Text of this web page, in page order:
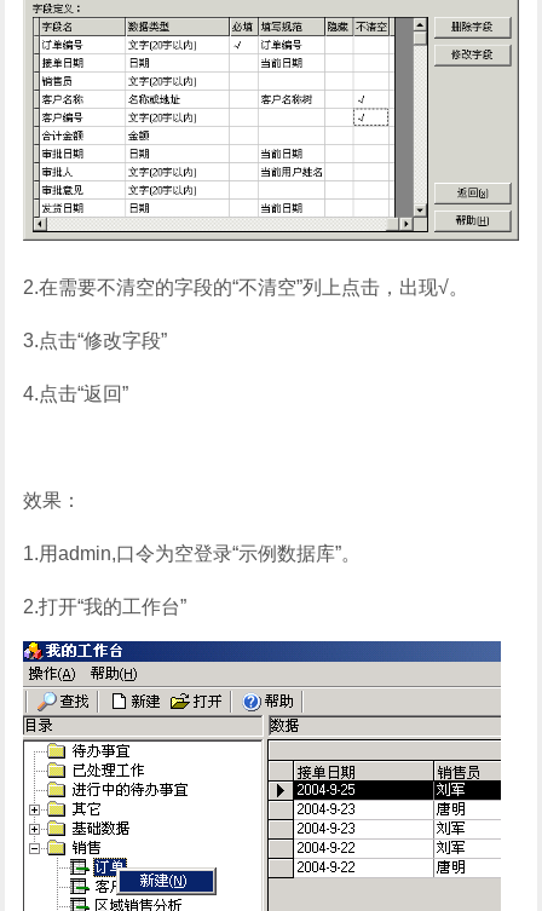
2.在需要不清空的字段的“不清空”列上点击，出现√。
3.点击“修改字段”
4.点击“返回”
效果：
1.用admin,口令为空登录“示例数据库”。
2.打开“我的工作台”